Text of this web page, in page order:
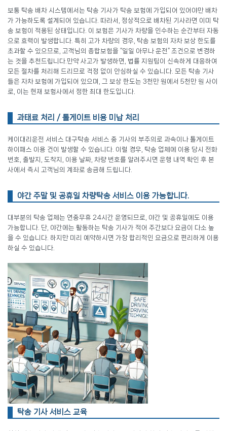
보통 탁송 배차 시스템에서는 탁송 기사가 탁송 보험에 가입되어 있어야만 배차
가 가능하도록 설계되어 있습니다. 따라서, 정상적으로 배차된 기사라면 이미 탁
송 보험이 적용된 상태입니다. 이 보험은 기사가 차량을 인수하는 순간부터 자동
으로 효력이 발생합니다. 특히 고가 차량의 경우, 탁송 보험의 자차 보상 한도를
초과할 수 있으므로, 고객님의 종합보험을 “일일 아무나 운전” 조건으로 변경하
는 것을 추천드립니다.만약 사고가 발생하면, 법률 지원팀이 신속하게 대응하여
모든 절차를 처리해 드리므로 걱정 없이 안심하실 수 있습니다. 모든 탁송 기사
들은 자차 보험에 가입되어 있으며, 그 보상 한도는 3천만 원에서 5천만 원 사이
로, 이는 현재 보험사에서 정한 최대 한도입니다.
과태료 처리 / 톨게이트 비용 미납 처리
케이대리운전 서비스 대구탁송 서비스 중 기사의 부주의로 과속이나 톨게이트
하이패스 이용 건이 발생할 수 있습니다. 이럴 경우, 탁송 업체에 이용 당시 전화
번호, 출발지, 도착지, 이용 날짜, 차량 번호를 알려주시면 운행 내역 확인 후 본
사에서 즉시 고객님의 계좌로 송금해 드립니다.
야간 주말 및 공휴일 차량탁송 서비스 이용 가능합니다.
대부분의 탁송 업체는 연중무휴 24시간 운영되므로, 야간 및 공휴일에도 이용
가능합니다. 단, 야간에는 활동하는 탁송 기사가 적어 주간보다 요금이 다소 높
을 수 있습니다. 하지만 미리 예약하시면 가장 합리적인 요금으로 편리하게 이용
하실 수 있습니다.
탁송 기사 서비스 교육